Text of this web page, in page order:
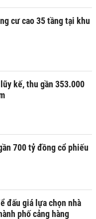
cư cao 35 tầng tại khu
kế, thu gần 353.000
700 tỷ đồng cổ phiếu
đấu giá lựa chọn nhà
phố cảng hàng